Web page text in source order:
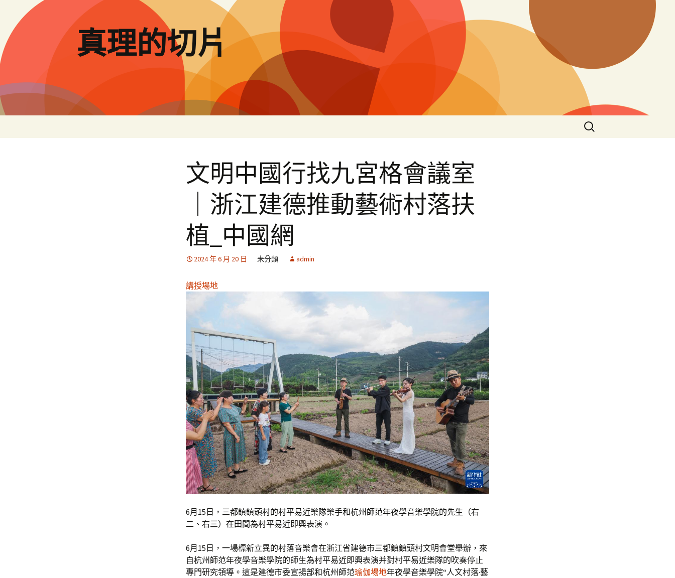
要
內
容
真理的切片
搜
尋
文明中國行找九宮格會議室
｜浙江建德推動藝術村落扶
植_中國網
2024 年 6 月 20 日 未分類 admin
講授場地
6月15日，三都鎮鎮頭村的村平易近樂隊樂手和杭州師范年夜學音樂學院的先生（右
二、右三）在田間為村平易近即興表演。
6月15日，一場標新立異的村落音樂會在浙江省建德市三都鎮鎮頭村文明會堂舉辦，來
自杭州師范年夜學音樂學院的師生為村平易近即興表演并對村平易近樂隊的吹奏停止
專門研究領導。這是建德市委宣揚部和杭州師范瑜伽場地年夜學音樂學院“人文村落·藝